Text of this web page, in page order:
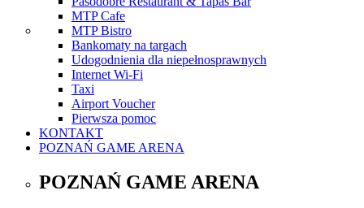
MTP Cafe
MTP Bistro
Bankomaty na targach
Udogodnienia dla niepełnosprawnych
Internet Wi-Fi
Taxi
Airport Voucher
Pierwsza pomoc
KONTAKT
POZNAŃ GAME ARENA
POZNAŃ GAME ARENA